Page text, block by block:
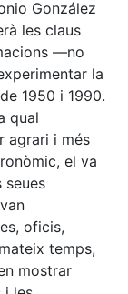
González
les claus
—no
la
1950 i 1990.
qual
agrari i més
el va
oficis,
temps,
mostrar